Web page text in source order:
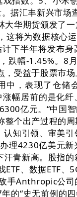
据汇丰新兴市
华期货颁发了
将为数据核
下半年将发布
跌幅-1.45%。
受益于股票市
，表现了仓
幅居前的是化
亿元。“中国
个出产过程的
知引领、审美
4230亿美元
青新高。股指
、数据ETF
Anthropic公
“史无前例的